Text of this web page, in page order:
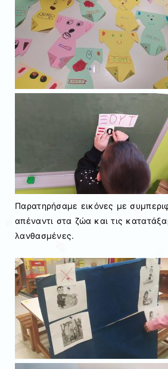
Παρατηρήσαμε εικόνες με
απέναντι στα ζώα και τις
λανθασμένες.